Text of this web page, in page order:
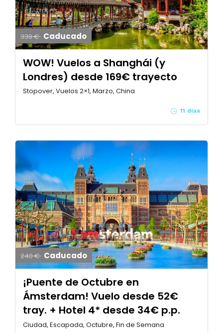
339 € Caducado
WOW! Vuelos a Shanghái (y
Londres) desde 169€ trayecto
Stopover, Vuelos 2×1, Marzo, China
11 días
240 € Caducado
¡Puente de Octubre en
Ámsterdam! Vuelo desde 52€
tray. + Hotel 4* desde 34€ p.p.
Ciudad, Escapada, Octubre, Fin de Semana